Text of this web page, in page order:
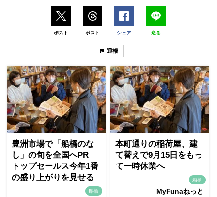
ポスト ポスト シェア 送る
通報
豊洲市場で「船橋のな
し」の旬を全国へPR
トップセールス今年1番
の盛り上がりを見せる
船橋
本町通りの稲荷屋、建
て替えで9月15日をもっ
て一時休業へ
船橋
MyFunaねっと